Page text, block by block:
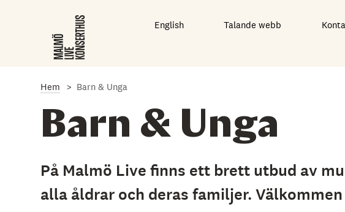
English Talande webb
Hem Barn & Unga
Barn & Unga
På Malmö Live finns ett brett utbud av
alla åldrar och deras familjer.